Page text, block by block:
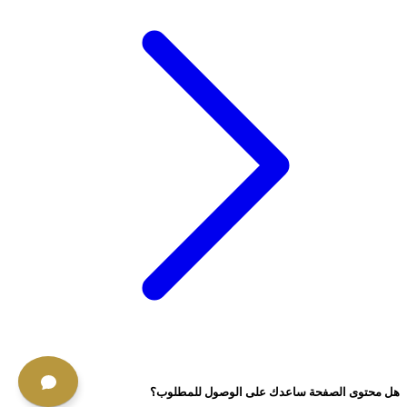
هل محتوى الصفحة ساعدك على الوصول للمطلوب؟